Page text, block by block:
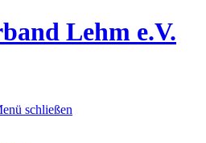
Lehm e.V.
schließen